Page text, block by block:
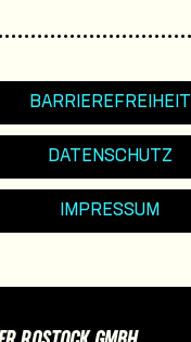
BARRIEREFREIHEIT
DATENSCHUTZ
IMPRESSUM